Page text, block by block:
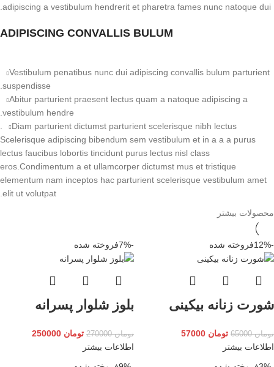
adipiscing a vestibulum hendrerit et pharetra fames nunc natoque dui.
ADIPISCING CONVALLIS BULUM
Vestibulum penatibus nunc dui adipiscing convallis bulum parturient
suspendisse.
Abitur parturient praesent lectus quam a natoque adipiscing a
vestibulum hendre.
Diam parturient dictumst parturient scelerisque nibh lectus.
Scelerisque adipiscing bibendum sem vestibulum et in a a a purus
lectus faucibus lobortis tincidunt purus lectus nisl class
eros.Condimentum a et ullamcorper dictumst mus et tristique
elementum nam inceptos hac parturient scelerisque vestibulum amet
elit ut volutpat.
محصولات بیشتر
-12% فروخته شده
شورت زنانه بیکینی
تومان65000 تومان
اطلاعات بیشتر
-7% فروخته شده
بلوز شلوار پسرانه
تومان270000 تومان
اطلاعات بیشتر